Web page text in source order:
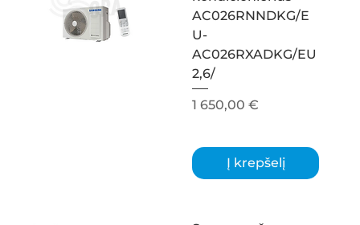
AC026RNNDKG/E
U-
AC026RXADKG/EU
2,6/
Kaina
1 650,00 €
Į krepšelį